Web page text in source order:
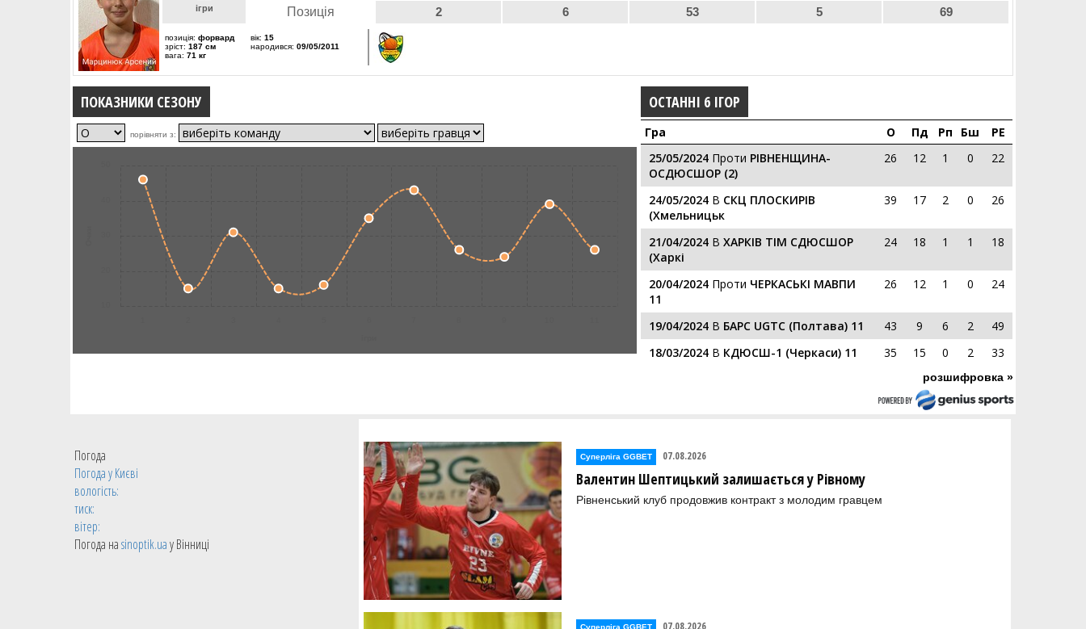
ігри
Позиція
2 6 53 5 69
позиція: форвард
зріст: 187 см
вага: 71 кг
вік: 15
народився: 09/05/2011
ПОКАЗНИКИ СЕЗОНУ
порівняти з:
ОСТАННІ 6 ІГОР
Гра О Пд Рп Бш
РЕ
25/05/2024 Проти РІВНЕНЩИНА-
ОСДЮСШОР (2)
26 12 1 0 22
24/05/2024 В СКЦ ПЛОСКИРІВ
(Хмельницьк
39 17 2 0 26
21/04/2024 ВХАРКІВ ТІМ СДЮСШОР
(Харкі
24 18 1 1 18
20/04/2024 Проти ЧЕРКАСЬКІ МАВПИ
11
26 12 1 0 24
19/04/2024 В БАРС UGTC (Полтава) 11 43 9 6 2
49
18/03/2024 В КДЮСШ-1 (Черкаси) 11 35 15 0 2 33
розшифровка »
Погода
Погода уКиєві
вологість:
тиск:
вітер:
Погода наsinoptik.uaу Вінниці
Суперліга GGBET 07.08.2026
Валентин Шептицький залишається у Рівному
Рівненський клуб продовжив контракт з молодим гравцем
Суперліга GGBET 07.08.2026